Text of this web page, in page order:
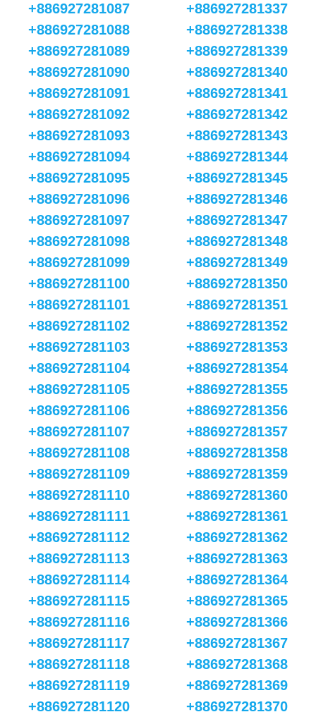
+886927281087
+886927281088
+886927281089
+886927281090
+886927281091
+886927281092
+886927281093
+886927281094
+886927281095
+886927281096
+886927281097
+886927281098
+886927281099
+886927281100
+886927281101
+886927281102
+886927281103
+886927281104
+886927281105
+886927281106
+886927281107
+886927281108
+886927281109
+886927281110
+886927281111
+886927281112
+886927281113
+886927281114
+886927281115
+886927281116
+886927281117
+886927281118
+886927281119
+886927281120
+886927281337
+886927281338
+886927281339
+886927281340
+886927281341
+886927281342
+886927281343
+886927281344
+886927281345
+886927281346
+886927281347
+886927281348
+886927281349
+886927281350
+886927281351
+886927281352
+886927281353
+886927281354
+886927281355
+886927281356
+886927281357
+886927281358
+886927281359
+886927281360
+886927281361
+886927281362
+886927281363
+886927281364
+886927281365
+886927281366
+886927281367
+886927281368
+886927281369
+886927281370